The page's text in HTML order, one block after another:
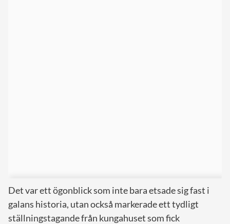
Det var ett ögonblick som inte bara etsade sig fast i
galans historia, utan också markerade ett tydligt
ställningstagande från kungahuset som fick